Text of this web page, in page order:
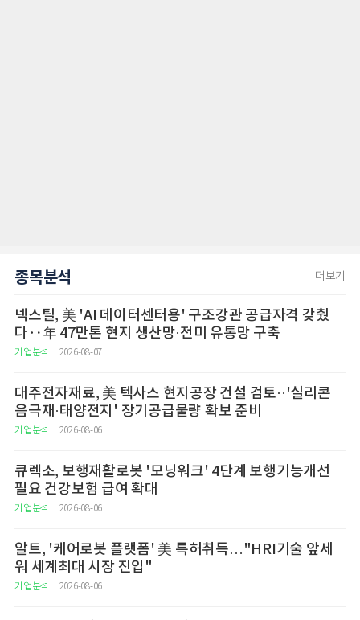
종목분석 더보기
넥스틸, 美 'AI 데이터센터용' 구조강관 공급자격 갖췄
다‥年 47만톤 현지 생산망·전미 유통망 구축
기업분석 2026-08-07
대주전자재료, 美 텍사스 현지공장 건설 검토··'실리콘
음극재·태양전지' 장기공급물량 확보 준비
기업분석 2026-08-06
큐렉소, 보행재활로봇 '모닝워크' 4단계 보행기능개선
필요 건강보험 급여 확대
기업분석 2026-08-06
알트, '케어로봇 플랫폼' 美 특허취득…"HRI기술 앞세
워 세계최대 시장 진입"
기업분석 2026-08-06